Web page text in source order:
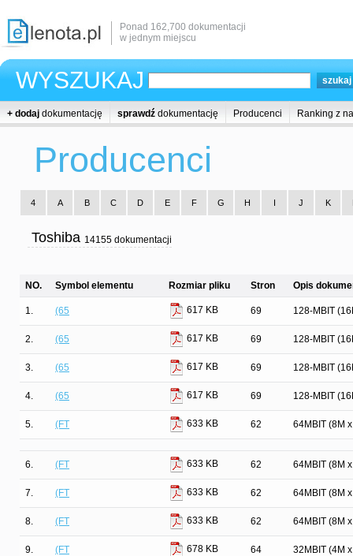
Ponad 162,700 dokumentacji
w jednym miejscu
WYSZUKAJ
+ dodaj dokumentację sprawdź dokumentację Producenci Ranking z
Producenci
4 A B C D E F G H I J K
Toshiba 14155 dokumentacji
NO. Symbol elementu Rozmiar pliku Stron Opis
1. (65 617 KB 69 128-MBIT
2. (65 617 KB 69 128-MBIT
3. (65 617 KB 69 128-MBIT
4. (65 617 KB 69 128-MBIT
5. (FT 633 KB 62 64MBIT (8M
6. (FT 633 KB 62 64MBIT (8M
7. (FT 633 KB 62 64MBIT (8M
8. (FT 633 KB 62 64MBIT (8M
9. (FT 678 KB 64 32MBIT (4M